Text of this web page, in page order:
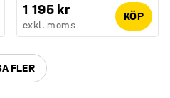
1 195 kr
exkl. moms
KÖP
FLER